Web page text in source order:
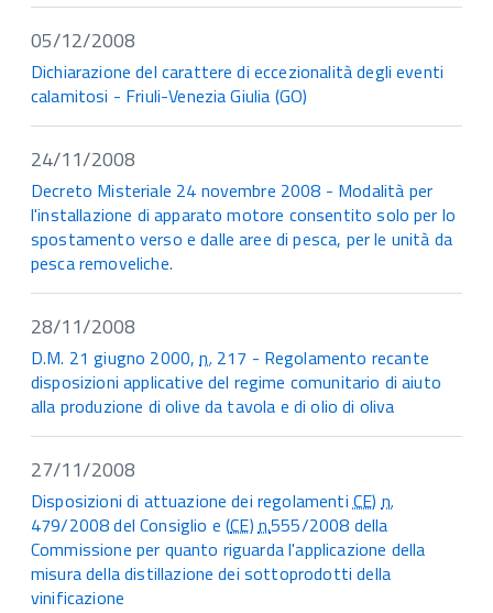
05/12/2008
Dichiarazione del carattere di eccezionalità degli eventi
calamitosi - Friuli-Venezia Giulia (GO)
24/11/2008
Decreto Misteriale 24 novembre 2008 - Modalità per
l'installazione di apparato motore consentito solo per lo
spostamento verso e dalle aree di pesca, per le unità da
pesca removeliche.
28/11/2008
D.M. 21 giugno 2000,n. 217 - Regolamento recante
disposizioni applicative del regime comunitario di aiuto
alla produzione di olive da tavola e di olio di oliva
27/11/2008
Disposizioni di attuazione dei regolamentiCE)n.
479/2008 del Consiglio e (CE)n.555/2008 della
Commissione per quanto riguarda l'applicazione della
misura della distillazione dei sottoprodotti della
vinificazione